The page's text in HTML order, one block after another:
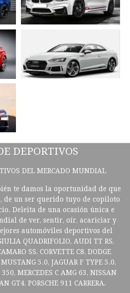
DEPORTIVOS
DEL MERCADO MUNDIAL
te damos la oportunidad de que
de un ser querido tuyo de copiloto
Deleita de una ocasión única e
de ver, sentir, oír, acariciar y
automóviles deportivos del
QUADRIFOLIO, AUDI TT RS,
SS, CORVETTE C8, DODGE
MUSTANG 5.0, JAGUAR F TYPE 5.0,
MERCEDES C AMG 63, NISSAN
GT4, PORSCHE 911 CARRERA.